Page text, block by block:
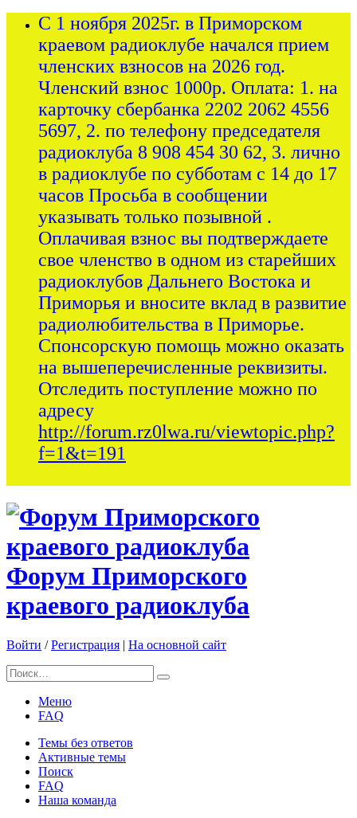
С 1 ноября 2025г. в Приморском
краевом радиоклубе начался прием
членских взносов на 2026 год.
Членский взнос 1000р. Оплата: 1. на
карточку сбербанка 2202 2062 4556
5697, 2. по телефону председателя
радиоклуба 8 908 454 30 62, 3. лично
в радиоклубе по субботам с 14 до 17
часов Просьба в сообщении
указывать только позывной .
Оплачивая взнос вы подтверждаете
свое членство в одном из старейших
радиоклубов Дальнего Востока и
Приморья и вносите вклад в развитие
радиолюбительства в Приморье.
Спонсорскую помощь можно оказать
на вышеперечисленные реквизиты.
Отследить поступление можно по
адресу
http://forum.rz0lwa.ru/viewtopic.php?
f=1&t=191
Форум Приморского
краевого радиоклуба
Войти /Регистрация | На основной сайт
Меню
FAQ
Темы без ответов
Активные темы
Поиск
FAQ
Наша команда